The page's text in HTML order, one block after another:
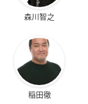
森川智之
稲田徹